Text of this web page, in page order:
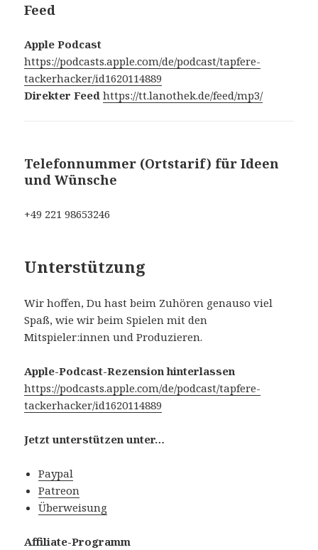
Feed
Apple Podcast
https://podcasts.apple.com/de/podcast/tapfere-
tackerhacker/id1620114889
Direkter Feed https://tt.lanothek.de/feed/mp3/
Telefonnummer (Ortstarif) für Ideen
und Wünsche
‭+49 221 98653246‬
Unterstützung
Wir hoffen, Du hast beim Zuhören genauso viel
Spaß, wie wir beim Spielen mit den
Mitspieler:innen und Produzieren.
Apple-Podcast-Rezension hinterlassen
https://podcasts.apple.com/de/podcast/tapfere-
tackerhacker/id1620114889
Jetzt unterstützen unter…
Paypal
Patreon
Überweisung
Affiliate-Programm